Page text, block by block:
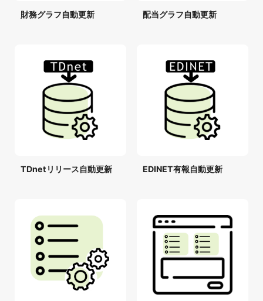
財務グラフ自動更新 配当グラフ自動更新
TDnetリリース自動更新 EDINET有報自動更新